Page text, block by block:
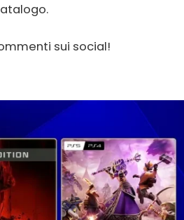
sui social!